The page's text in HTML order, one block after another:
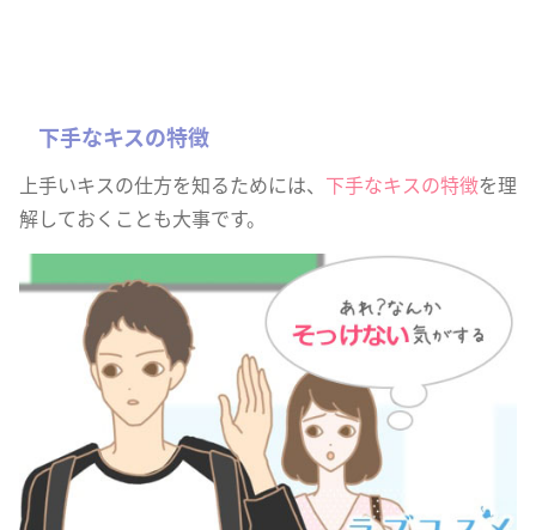
下手なキスの特徴
上手いキスの仕方を知るためには、 下手なキスの特徴を理
解しておくことも大事です。